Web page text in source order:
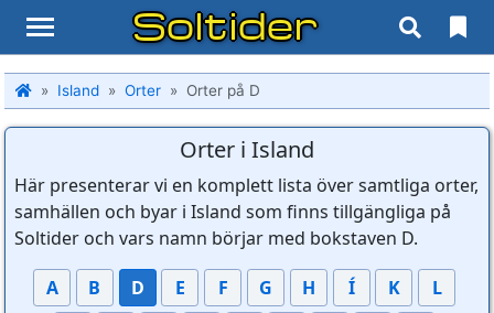
Soltider
Island Orter Orter på D
Orter i Island
Här presenterar vi en komplett lista över samtliga orter,
samhällen och byar i Island som finns tillgängliga på
Soltider och vars namn börjar med bokstaven D.
A B D E F G H Í K
L